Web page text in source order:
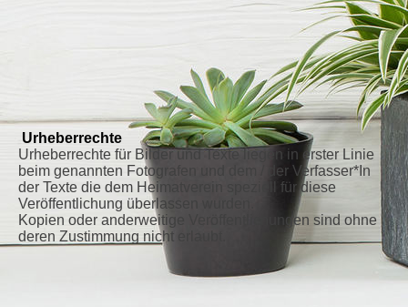
Urheberrechte
Urheberrechte für Bilder und Texte liegen in erster Linie
beim genannten Fotografen und dem / der Verfasser*In
der Texte die dem Heimatverein speziell für diese
Veröffentlichung überlassen wurden.
Kopien oder anderweitige Veröffentlichungen sind ohne
deren Zustimmung nicht erlaubt.